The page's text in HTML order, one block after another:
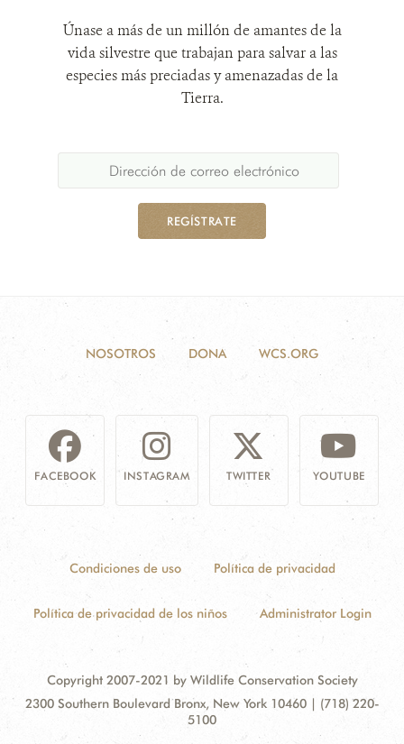
Únase a más de un millón de amantes de la
vida silvestre que trabajan para salvar a las
especies más preciadas y amenazadas de la
Tierra.
REGÍSTRATE
NOSOTROS DONA WCS.ORG
FACEBOOK INSTAGRAM TWITTER YOUTUBE
Condiciones de uso Política de privacidad
Política de privacidad de los niños Administrator Login
Copyright 2007-2021 by Wildlife Conservation Society
Contact
Address:
2300 Southern Boulevard Bronx, New York 10460 | (718) 220-
5100